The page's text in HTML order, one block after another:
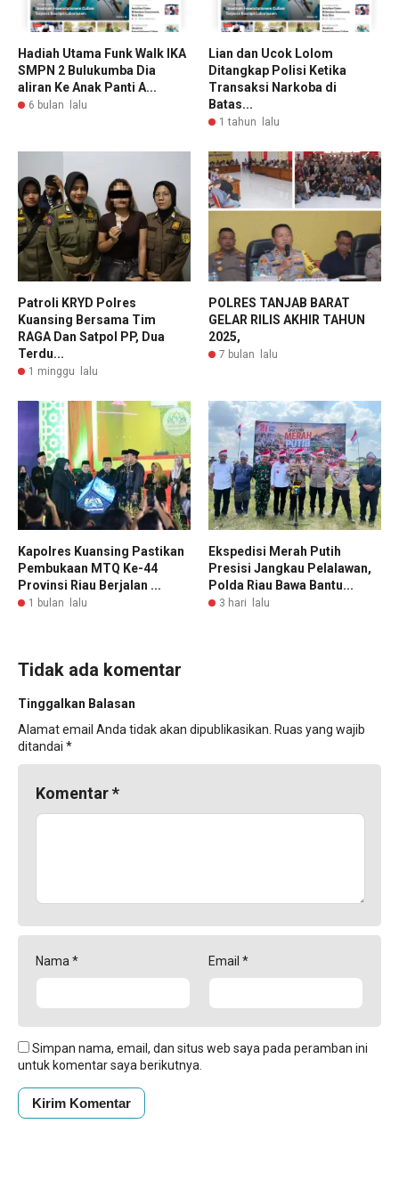
Hadiah Utama Funk Walk IKA
SMPN 2 Bulukumba Dia
aliran Ke Anak Panti A...
6 bulan lalu
Lian dan Ucok Lolom
Ditangkap Polisi Ketika
Transaksi Narkoba di
Batas...
1 tahun lalu
Patroli KRYD Polres
Kuansing Bersama Tim
RAGA Dan Satpol PP, Dua
Terdu...
1 minggu lalu
POLRES TANJAB BARAT
GELAR RILIS AKHIR TAHUN
2025,
7 bulan lalu
Kapolres Kuansing Pastikan
Pembukaan MTQ Ke-44
Provinsi Riau Berjalan ...
1 bulan lalu
Ekspedisi Merah Putih
Presisi Jangkau Pelalawan,
Polda Riau Bawa Bantu...
3 hari lalu
Tidak ada komentar
Tinggalkan Balasan
Alamat email Anda tidak akan dipublikasikan. Ruas yang wajib
ditandai *
Komentar*
Nama * Email *
Simpan nama, email, dan situs web saya pada peramban ini
untuk komentar saya berikutnya.